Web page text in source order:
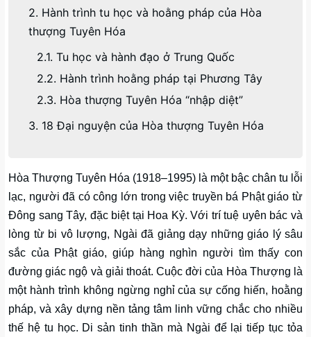
2. Hành trình tu học và hoằng pháp của Hòa
thượng Tuyên Hóa
2.1. Tu học và hành đạo ở Trung Quốc
2.2. Hành trình hoằng pháp tại Phương Tây
2.3. Hòa thượng Tuyên Hóa “nhập diệt”
3. 18 Đại nguyện của Hòa thượng Tuyên Hóa
Hòa Thượng Tuyên Hóa (1918–1995) là một bậc chân tu lỗi
lạc, người đã có công lớn trong việc truyền bá Phật giáo từ
Đông sang Tây, đặc biệt tại Hoa Kỳ. Với trí tuệ uyên bác và
lòng từ bi vô lượng, Ngài đã giảng dạy những giáo lý sâu
sắc của Phật giáo, giúp hàng nghìn người tìm thấy con
đường giác ngộ và giải thoát. Cuộc đời của Hòa Thượng là
một hành trình không ngừng nghỉ của sự cống hiến, hoằng
pháp, và xây dựng nền tảng tâm linh vững chắc cho nhiều
thế hệ tu học. Di sản tinh thần mà Ngài để lại tiếp tục tỏa